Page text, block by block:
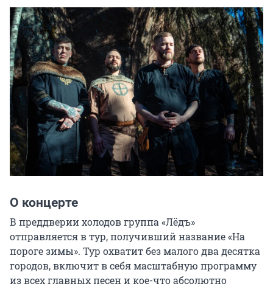
О концерте
В преддверии холодов группа «Лёдъ»
отправляется в тур, получивший название «На
пороге зимы». Тур охватит без малого два десятка
городов, включит в себя масштабную программу
из всех главных песен и кое-что абсолютно